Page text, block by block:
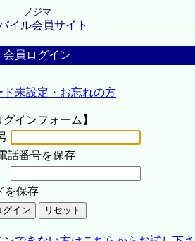
ノジマ
イル会員サイト
会員ログイン
ド未設定・お忘れの方
グインフォーム】
話番号を保存
を保存